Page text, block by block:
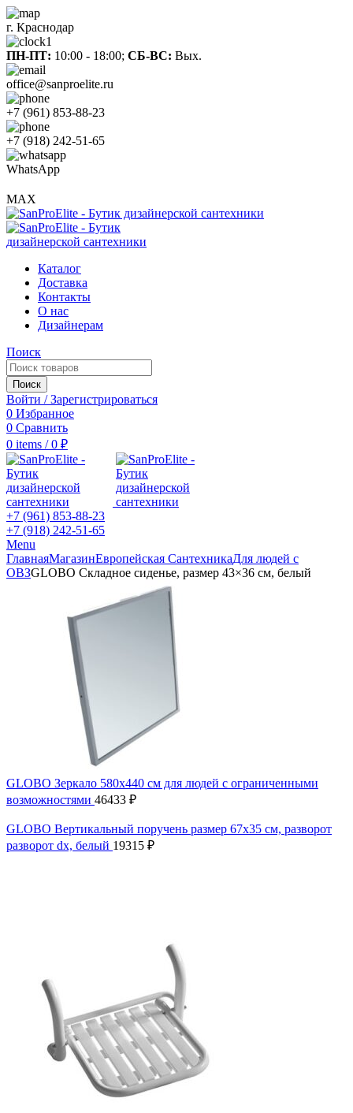
г. Краснодар
ПН-ПТ: 10:00 - 18:00; СБ-ВС: Вых.
office@sanproelite.ru
+7 (961) 853-88-23
+7 (918) 242-51-65
WhatsApp
MAX
Каталог
Доставка
Контакты
О нас
Дизайнерам
Поиск
Поиск
Войти / Зарегистрироваться
0 Избранное
0 Сравнить
0 items / 0 ₽
+7 (961) 853-88-23
+7 (918) 242-51-65
Menu
ГлавнаяМагазинЕвропейская СантехникаДля людей с
ОВЗGLOBO Складное сиденье, размер 43×36 см, белый
GLOBO Зеркало 580x440 см для людей с ограниченными
возможностями 46433 ₽
GLOBO Вертикальный поручень размер 67х35 см, разворот
разворот dx, белый 19315 ₽